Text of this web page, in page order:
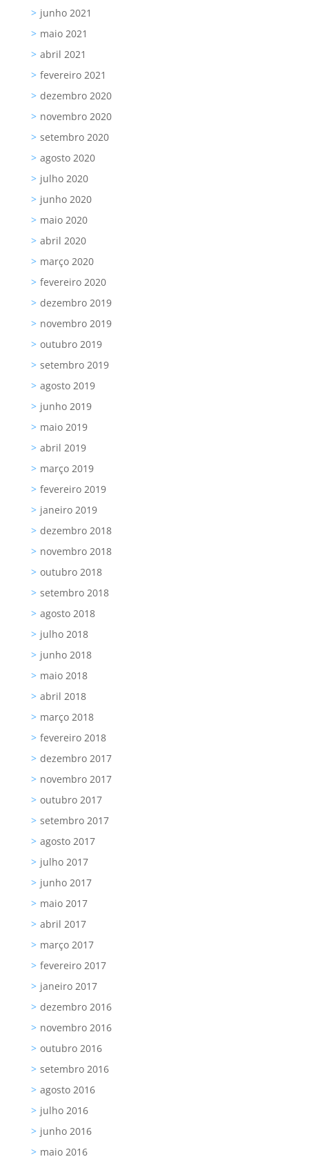
junho 2021
maio 2021
abril 2021
fevereiro 2021
dezembro 2020
novembro 2020
setembro 2020
agosto 2020
julho 2020
junho 2020
maio 2020
abril 2020
março 2020
fevereiro 2020
dezembro 2019
novembro 2019
outubro 2019
setembro 2019
agosto 2019
junho 2019
maio 2019
abril 2019
março 2019
fevereiro 2019
janeiro 2019
dezembro 2018
novembro 2018
outubro 2018
setembro 2018
agosto 2018
julho 2018
junho 2018
maio 2018
abril 2018
março 2018
fevereiro 2018
dezembro 2017
novembro 2017
outubro 2017
setembro 2017
agosto 2017
julho 2017
junho 2017
maio 2017
abril 2017
março 2017
fevereiro 2017
janeiro 2017
dezembro 2016
novembro 2016
outubro 2016
setembro 2016
agosto 2016
julho 2016
junho 2016
maio 2016